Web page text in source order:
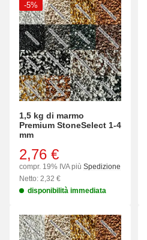
-5%
1,5 kg di marmo
Premium StoneSelect 1-4
mm
2,76 €
compr. 19% IVA più Spedizione
Netto: 2,32 €
disponibilità immediata